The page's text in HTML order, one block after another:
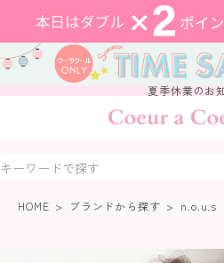
夏季休業のお
HOME ブランドから探す n.o.u.s